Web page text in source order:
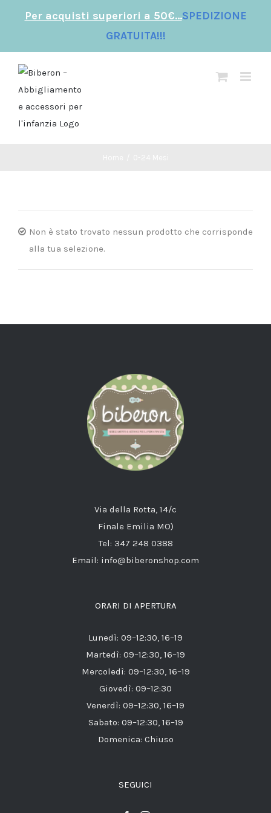
Per acquisti superiori a 50€...SPEDIZIONE
GRATUITA!!!
contenuto
Non è stato trovato nessun prodotto che corrisponde
alla tua selezione.
Via della Rotta, 14/c
Finale Emilia MO)
Tel: 347 248 0388
Email: info@biberonshop.com
ORARI DI APERTURA
Lunedì: 09–12:30, 16–19
Martedì: 09–12:30, 16–19
Mercoledì: 09–12:30, 16–19
Giovedì: 09–12:30
Venerdì: 09–12:30, 16–19
Sabato: 09–12:30, 16–19
Domenica: Chiuso
SEGUICI